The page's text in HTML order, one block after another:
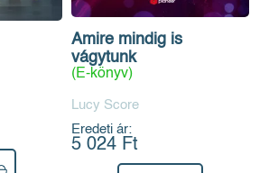
Amire mindig is
vágytunk
(E-könyv)
Lucy Score
Eredeti ár:
5 024 Ft